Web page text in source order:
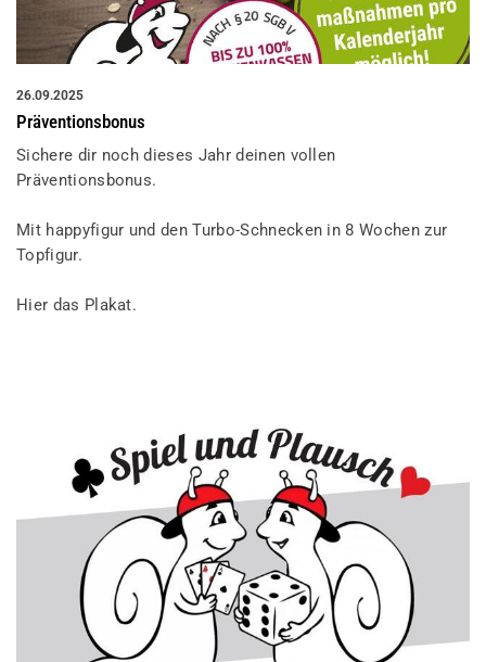
26.09.2025
Präventionsbonus
Sichere dir noch dieses Jahr deinen vollen
Präventionsbonus.
Mit happyfigur und den Turbo-Schnecken in 8 Wochen zur
Topfigur.
Hier das Plakat.